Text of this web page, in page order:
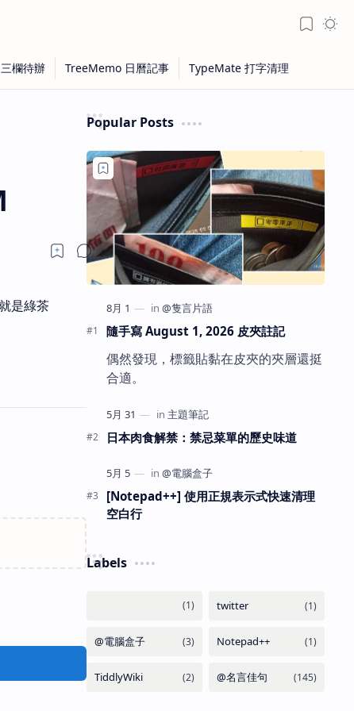
是綠茶
Popular Posts
隨手寫 August 1, 2026 皮夾註記
偶然發現，標籤貼黏在皮夾的夾層還挺
合適。
日本肉食解禁：禁忌菜單的歷史味道
[Notepad++] 使用正規表示式快速清理
空白行
Labels